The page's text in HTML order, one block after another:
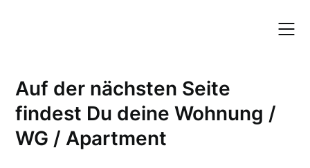
Auf der nächsten Seite
findest Du deine Wohnung /
WG / Apartment